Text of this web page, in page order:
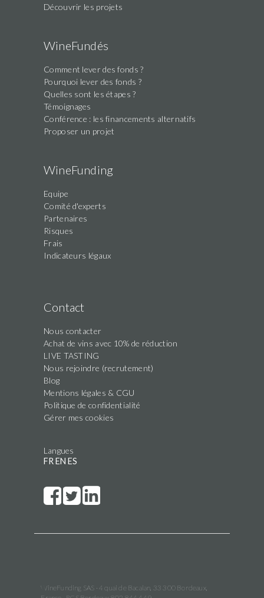
Découvrir les projets
WineFundés
Comment lever des fonds ?
Pourquoi lever des fonds ?
Quelles sont les étapes ?
Témoignages
Conférence : les financements alternatifs
Proposer un projet
WineFunding
Equipe
Comité d'experts
Partenaires
Risques
Frais
Indicateurs légaux
Contact
Nous contacter
Achat de vins avec 10% de réduction
LIVE TASTING
Nous rejoindre (recrutement)
Blog
Mentions légales & CGU
Politique de confidentialité
Gérer mes cookies
Langues
FR EN ES
WineFunding SAS · 4 quai de Bacalan, 33 300 Bordeaux,